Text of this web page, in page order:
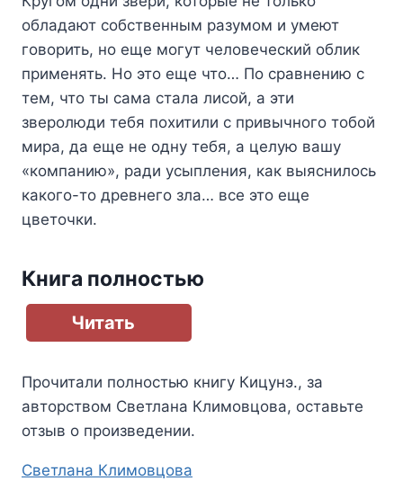
обладают собственным разумом и умеют
говорить, но еще могут человеческий облик
применять. Но это еще что… По сравнению с
тем, что ты сама стала лисой, а эти
зверолюди тебя похитили с привычного тобой
мира, да еще не одну тебя, а целую вашу
«компанию», ради усыпления, как выяснилось
какого-то древнего зла… все это еще
цветочки.
Книга полностью
Читать
Прочитали полностью книгу Кицунэ., за
авторством Светлана Климовцова, оставьте
отзыв о произведении.
Метки
Светлана Климовцова